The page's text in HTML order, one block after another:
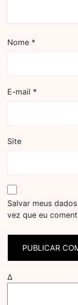
Nome *
E-mail *
Site
Salvar meus
vez que eu
Δ